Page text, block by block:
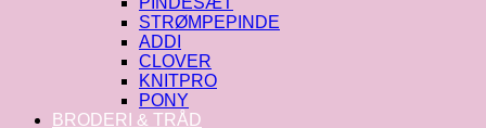
STRØMPEPINDE
ADDI
CLOVER
KNITPRO
PONY
BRODERI & TRÅD